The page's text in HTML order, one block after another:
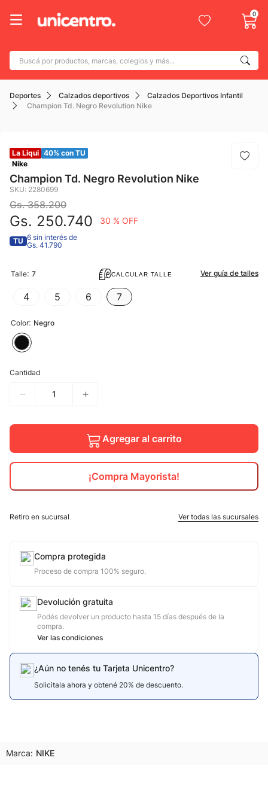
0
Buscá por productos, marcas, colegios y más...
Deportes Calzados deportivos
Calzados Deportivos Infantil
Champion Td. Negro Revolution Nike
La Liqui 40% con TU
Nike
Champion Td. Negro Revolution Nike
SKU: 2280699
Gs. 358.200
Gs. 250.740 30 % OFF
TU 6 sin interés de
Gs. 41.790
CALCULAR TALLE
Color: Negro
Talle: 7
4 5 6 7
Ver guía de talles
Cantidad
Agregar al carrito
¡Compra Mayorista!
Retiro en sucursal Ver todas las sucursales
Compra protegida
Proceso de compra 100% seguro.
Devolución gratuita
Podés devolver un producto hasta 15 días después de la
compra.
Ver las condiciones
¿Aún no tenés tu Tarjeta Unicentro?
Solicitala ahora y obtené 20% de descuento.
Marca: NIKE
Términos más buscados
1. adidas
4.
5. botin
6. caterpillar
7. todo terreno
8. nike